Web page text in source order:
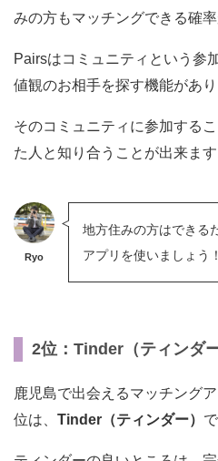
みの方もマッチングできる確率
Pairsはコミュニティという参
値観のお相手を探す機能があり
そのコミュニティに参加する
た人と知り合うことが出来ます
Ryo
地方住みの方はできる
アプリを使いましょう！
2位：Tinder（ティンダー
鹿児島で出会えるマッチング
位は、 Tinder（ティンダー）